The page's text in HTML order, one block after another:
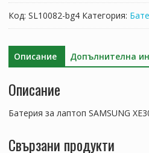
лаптоп
SAMSUNG
Код: SL10082-bg4 Категория:
Описание Допълнителна
Описание
Батерия за лаптоп SAMSUNG
Свързани продукти